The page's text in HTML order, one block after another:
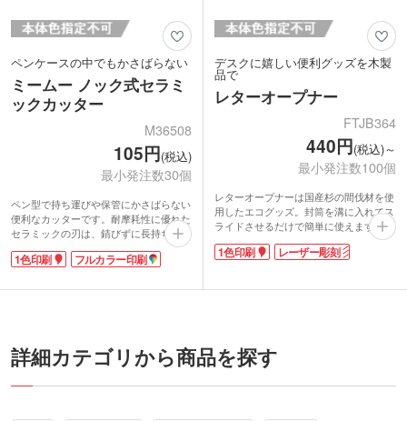
ペンケースの中でもかさばらない
ミームー ノック式セラミ
ックカッター
M36508
105円(税込)
最小発注数30個
ペン型で持ち運びや保管にかさばらない
便利なカッターです。耐摩耗性に優れた
セラミックの刃は、錆びずに長持ち。先
端に2㎜程出ているだけの安心設計で、
ノック式でさっと使えます。封筒の開閉
利。学生のノート制作や手帳づくりにも
トや、オープンキャンパスのグッズやノ
ベルティに。
1色印刷 フルカラー印刷
デスクに嬉しい便利グッズを木製
品で
レターオープナー
FTJB364
440円(税込)～
最小発注数100個
レターオープナーは国産杉の間伐材を使
用したエコグッズ。封筒を溝に入れてス
ライドさせるだけで簡単に使えます。シ
ンプルでおしゃれなコンパクトデザイン
は、デスクでも邪魔にならずにいつでも
使用しているので、森林保全やSDGsを
意識したノベルティをお探しの方にピッ
タリです。
1色印刷 レーザー彫刻
詳細カテゴリから商品を探す